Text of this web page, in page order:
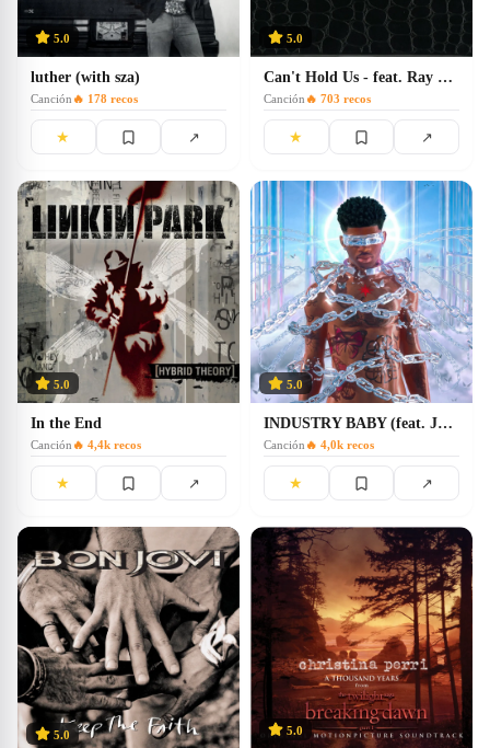
5.0
luther (with sza)
Canción 🔥 178 recos
★ ↗
5.0
Can't Hold Us - feat. Ray Dalton
Canción 🔥 703 recos
★ ↗
5.0
In the End
Canción 🔥 4,4k recos
★ ↗
5.0
INDUSTRY BABY (feat. Jack Harlow)
Canción 🔥 4,0k recos
★ ↗
5.0 5.0